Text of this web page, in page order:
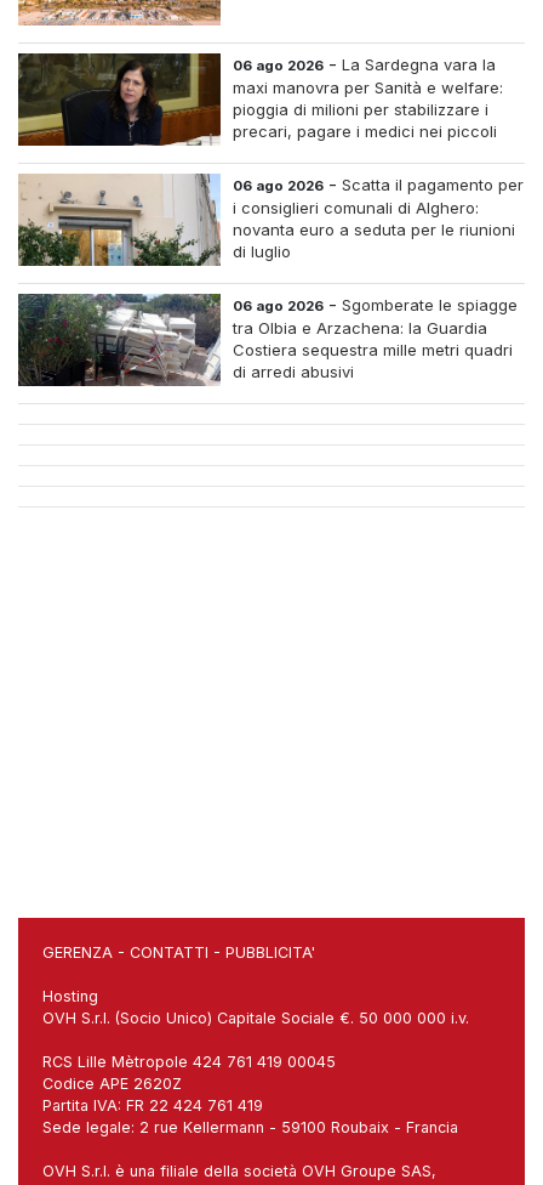
06 ago 2026 -La Sardegna vara la
maxi manovra per Sanità e welfare:
pioggia di milioni per stabilizzare i
precari, pagare i medici nei piccoli
06 ago 2026 -Scatta il pagamento per
i consiglieri comunali di Alghero:
novanta euro a seduta per le riunioni
di luglio
06 ago 2026 -Sgomberate le spiagge
tra Olbia e Arzachena: la Guardia
Costiera sequestra mille metri quadri
di arredi abusivi
GERENZA - CONTATTI - PUBBLICITA'
Hosting
OVH S.r.l. (Socio Unico) Capitale Sociale €. 50 000 000 i.v.
RCS Lille Mètropole 424 761 419 00045
Codice APE 2620Z
Partita IVA: FR 22 424 761 419
Sede legale: 2 rue Kellermann - 59100 Roubaix - Francia
OVH S.r.l. è una filiale della società OVH Groupe SAS,